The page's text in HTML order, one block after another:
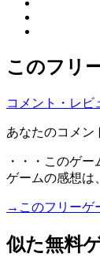
このフリ
コメント・レビ
あなたのコメン
・・・このゲ
ゲームの感想は
→このフリーゲ
似た無料